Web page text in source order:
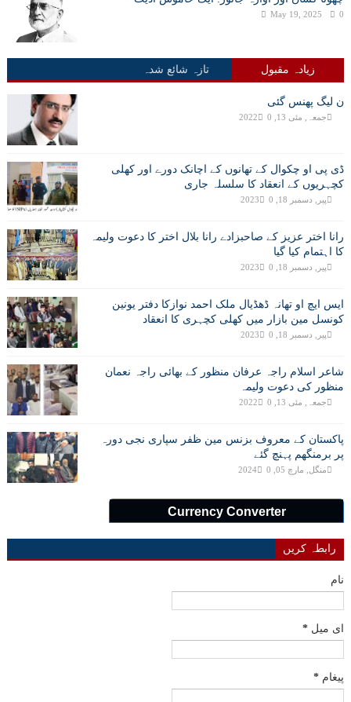
May 19, 2025 0
زیادہ مقبول تازہ شائع شدہ
ن لیگ پھنس گئی
جمعہ, مئی 13, 2022 0
ڈی پی او چکوال کے تھانوں کے اچانک دورے اور کھلی
کچہریوں کے انعقاد کا سلسلہ جاری
پیر, دسمبر 18, 2023 0
رانا اختر عزیز کے صاحبزادے رانا بلال اختر کا دعوت ولیمہ
کا اہتمام کیا گیا
پیر, دسمبر 18, 2023 0
ایس ایچ او تھانہ ڈھڈیال ملک احمد نوازکا دفتر یونین
کونسل مین بازار میں کھلی کچہری کا انعقاد
پیر, دسمبر 18, 2023 0
شاعر اسلام راجہ عرفان منظور کے بھائی راجہ نعمان
منظور کی دعوت ولیمہ
جمعہ, مئی 13, 2022 0
پاکستان کے معروف بزنس مین ظفر سپاری نجی دورہ
پر برمنگھم پہنچ گئے
منگل, مارچ 05, 2024 0
Currency Converter
رابطہ کریں
نام
ای میل *
پیغام *